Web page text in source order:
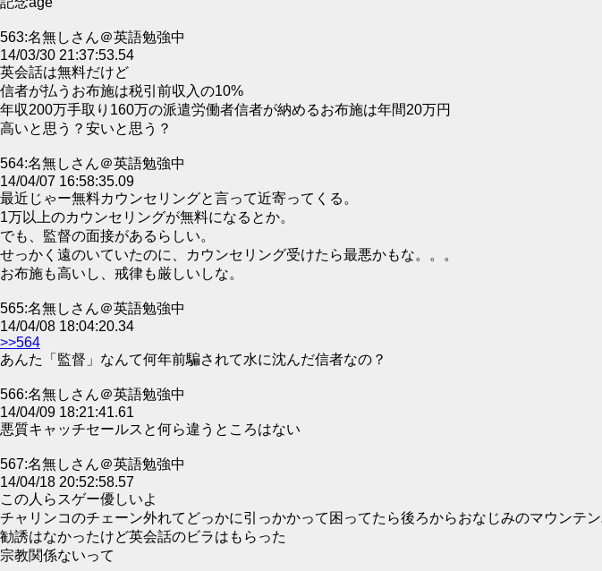
563:名無しさん＠英語勉強中
14/03/30 21:37:53.54
英会話は無料だけど
信者が払うお布施は税引前収入の10%
年収200万手取り160万の派遣労働者信者が納めるお布施は年間20万円
高いと思う？安いと思う？
564:名無しさん＠英語勉強中
14/04/07 16:58:35.09
最近じゃー無料カウンセリングと言って近寄ってくる。
1万以上のカウンセリングが無料になるとか。
でも、監督の面接があるらしい。
せっかく遠のいていたのに、カウンセリング受けたら最悪かもな。。。
お布施も高いし、戒律も厳しいしな。
565:名無しさん＠英語勉強中
14/04/08 18:04:20.34
>>564
あんた「監督」なんて何年前騙されて水に沈んだ信者なの？
566:名無しさん＠英語勉強中
14/04/09 18:21:41.61
悪質キャッチセールスと何ら違うところはない
567:名無しさん＠英語勉強中
14/04/18 20:52:58.57
この人らスゲー優しいよ
チャリンコのチェーン外れてどっかに引っかかって困ってたら後ろからおなじみのマウンテ
勧誘はなかったけど英会話のビラはもらった
宗教関係ないって